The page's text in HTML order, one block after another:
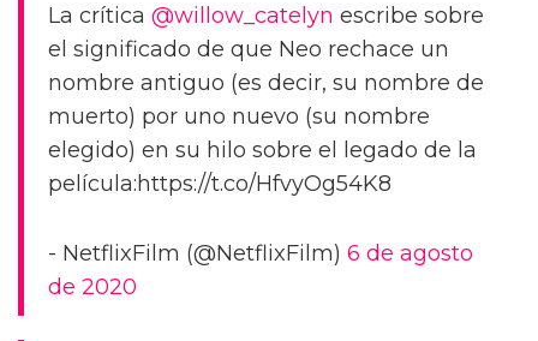
La crítica @willow_catelyn escribe sobre
el significado de que Neo rechace un
nombre antiguo (es decir, su nombre de
muerto) por uno nuevo (su nombre
elegido) en su hilo sobre el legado de la
película:https://t.co/HfvyOg54K8
- NetflixFilm (@NetflixFilm) 6 de agosto
de 2020